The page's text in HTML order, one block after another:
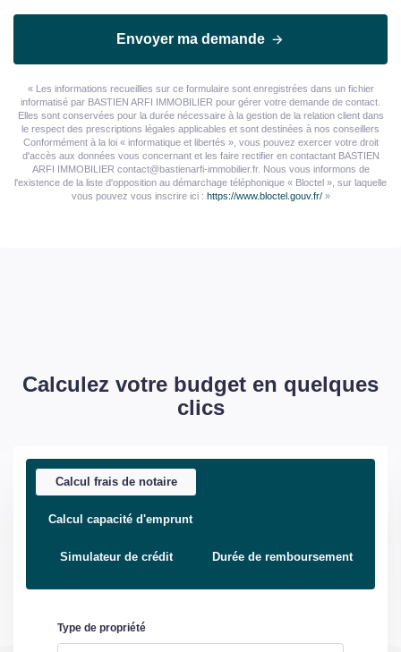
Envoyer ma demande
« Les informations recueillies sur ce formulaire sont enregistrées dans un fichier
informatisé par BASTIEN ARFI IMMOBILIER pour gérer votre demande de contact.
Elles sont conservées pour la durée nécessaire à la gestion de la relation client dans
le respect des prescriptions légales applicables et sont destinées à nos conseillers
Conformément à la loi « informatique et libertés », vous pouvez exercer votre droit
d'accès aux données vous concernant et les faire rectifier en contactant BASTIEN
ARFI IMMOBILIER contact@bastienarfi-immobilier.fr. Nous vous informons de
l'existence de la liste d'opposition au démarchage téléphonique « Bloctel », sur laquelle
vous pouvez vous inscrire ici : https://www.bloctel.gouv.fr/»
Calculez votre budget en quelques
clics
Calcul frais de notaire
Calcul capacité d'emprunt
Simulateur de crédit Durée de remboursement